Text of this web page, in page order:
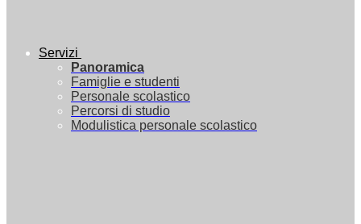
Servizi
Panoramica
Famiglie e studenti
Personale scolastico
Percorsi di studio
Modulistica personale scolastico